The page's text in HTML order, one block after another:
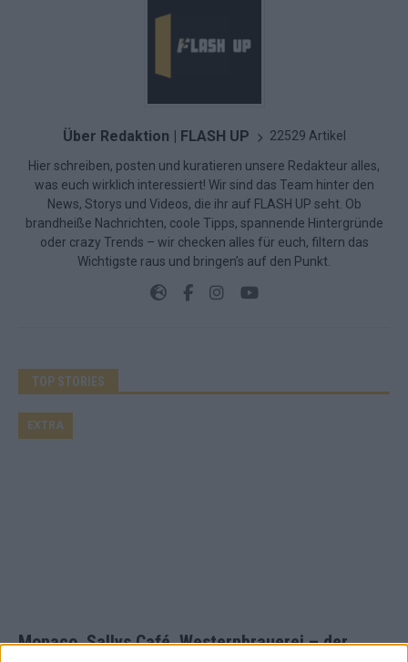
Über Redaktion | FLASH UP 22529 Artikel
Hier schreiben, posten und kuratieren unsere Redakteur alles,
was euch wirklich interessiert! Wir sind das Team hinter den
News, Storys und Videos, die ihr auf FLASH UP seht. Ob
brandheiße Nachrichten, coole Tipps, spannende Hintergründe
oder crazy Trends – wir checken alles für euch, filtern das
Wichtigste raus und bringen’s auf den Punkt.
TOP STORIES
Monaco, Sallys Café, Westernbrauerei – der
EXTRA